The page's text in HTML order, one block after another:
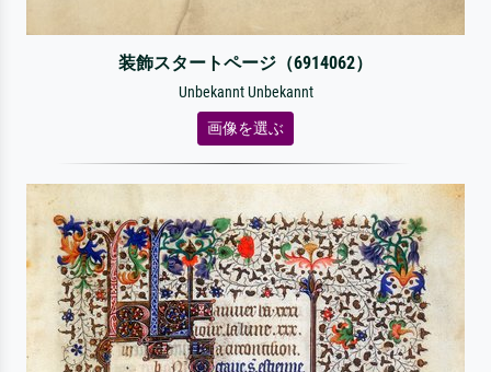
装飾スタートページ（6914062）
Unbekannt Unbekannt
画像を選ぶ